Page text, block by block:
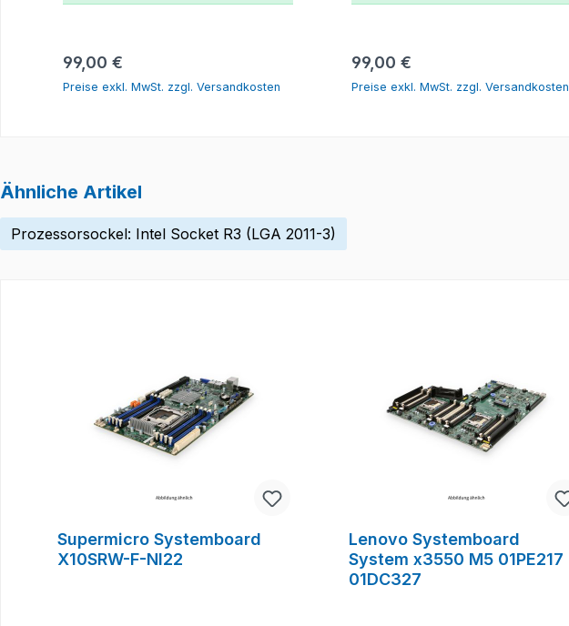
Regulärer Preis:
99,00 €
Preise exkl. MwSt. zzgl. Versandkosten
Regulärer Preis:
99,00 €
Preise exkl. MwSt. zzgl. Versandkosten
Ähnliche Artikel
Prozessorsockel: Intel Socket R3 (LGA 2011-3)
Supermicro Systemboard
X10SRW-F-NI22
Lenovo Systemboard
System x3550 M5 01PE217
01DC327